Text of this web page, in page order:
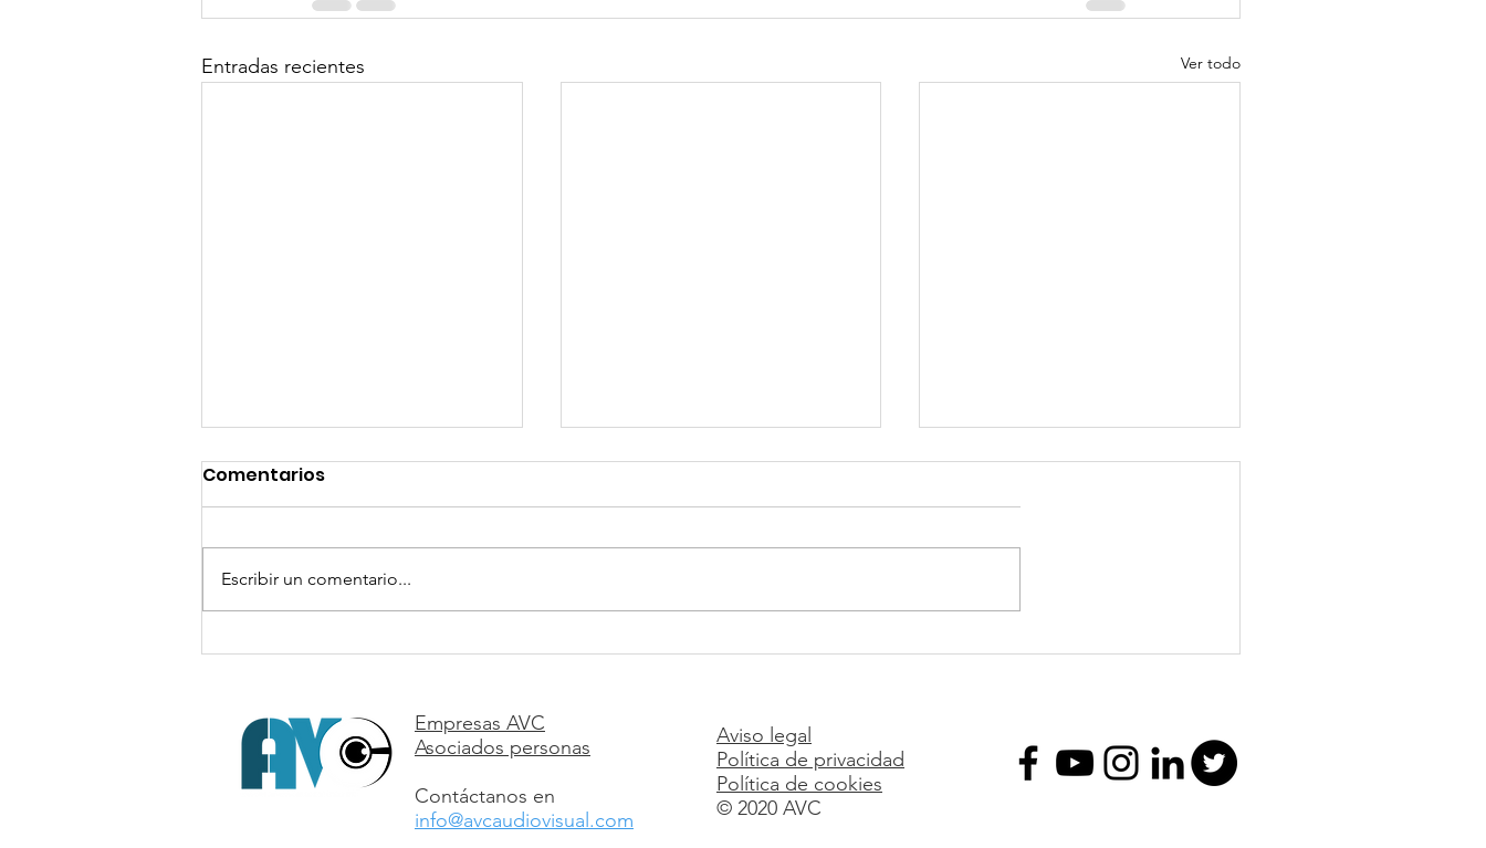
Entradas recientes Ver todo
"El Último Panamá" de
Workshop intensivo de
Taller intensivo El
Comentarios
Escribir un comentario...
Empresas AVC
Asociados personas
Contáctanos en
info@avcaudiovisual.com
Aviso legal
Política de privacidad
Política de cookies
© 2020 AVC